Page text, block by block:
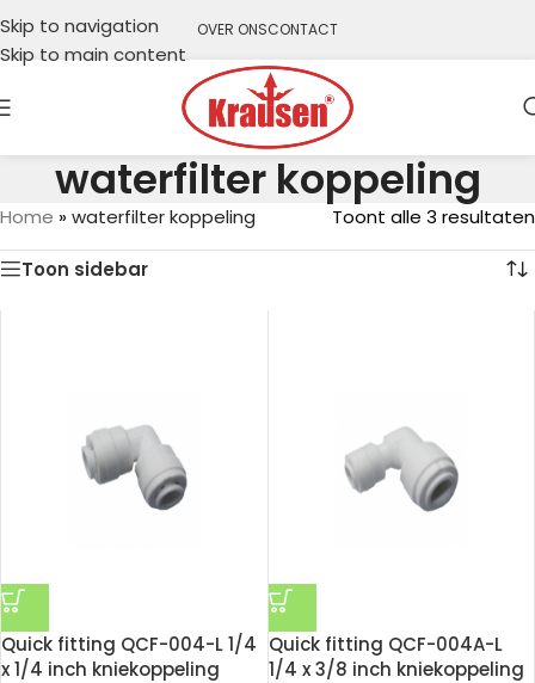
Skip to navigation
Skip to main content
OVER ONSCONTACT
waterfilter koppeling
Home »waterfilter koppeling Toont alle 3 resultaten
Toon sidebar
Quick fitting QCF-004-L 1/4
x 1/4 inch kniekoppeling
Quick fitting QCF-004A-L
1/4 x 3/8 inch kniekoppeling